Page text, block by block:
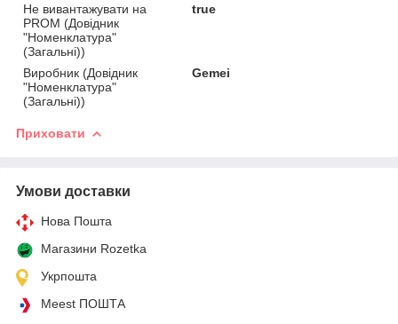
Не вивантажувати на
PROM (Довідник
"Номенклатура"
(Загальні))
true
Виробник (Довідник
"Номенклатура"
(Загальні))
Gemei
Приховати
Умови доставки
Нова Пошта
Магазини Rozetka
Укрпошта
Meest ПОШТА